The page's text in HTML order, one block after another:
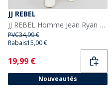
JJ REBEL
JJ REBEL Homme Jean Ryan 638 Coupe Relax Famille_Jeans Light Blue
PVC34,99 €
Rabais15,00 €
Current
19,99 €
Nouveautés